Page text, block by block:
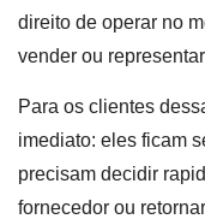
direito de operar no
vender ou
Para os clientes
imediato: eles ficam
precisam decidir
fornecedor ou